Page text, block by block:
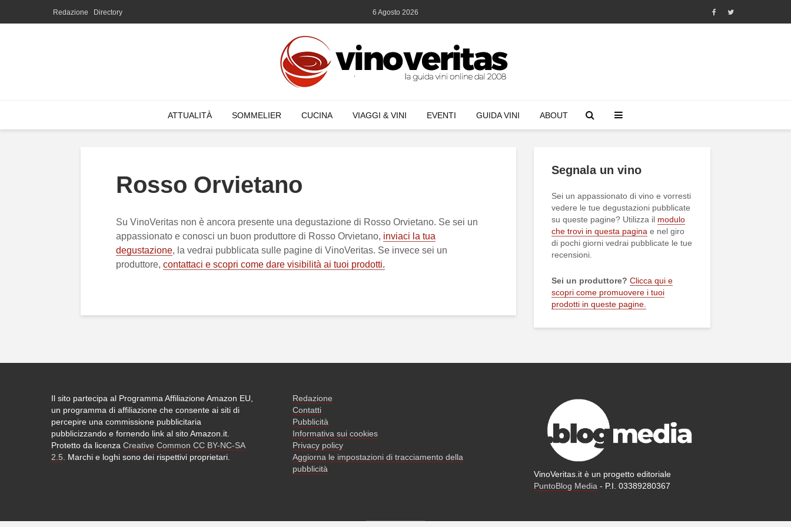
Redazione Directory 6 Agosto 2026
ATTUALITÀ SOMMELIER CUCINA VIAGGI & VINI EVENTI GUIDA VINI ABOUT
Rosso Orvietano
Su VinoVeritas non è ancora presente una degustazione di Rosso Orvietano. Se sei un
appassionato e conosci un buon produttore di Rosso Orvietano, inviaci la tua
degustazione, la vedrai pubblicata sulle pagine di VinoVeritas. Se invece sei un
produttore, contattaci e scopri come dare visibilità ai tuoi prodotti.
Segnala un vino
Sei un appassionato di vino e vorresti
vedere le tue degustazioni pubblicate
su queste pagine? Utilizza il modulo
che trovi in questa pagina e nel giro
di pochi giorni vedrai pubblicate le tue
recensioni.
Sei un produttore? Clicca qui e
scopri come promuovere i tuoi
prodotti in queste pagine.
Il sito partecipa al Programma Affiliazione Amazon EU,
un programma di affiliazione che consente ai siti di
percepire una commissione pubblicitaria
pubblicizzando e fornendo link al sito Amazon.it.
Protetto da licenza Creative Common CC BY-NC-SA
2.5 . Marchi e loghi sono dei rispettivi proprietari.
Redazione
Contatti
Pubblicità
Informativa sui cookies
Privacy policy
Aggiorna le impostazioni di tracciamento della
pubblicità
VinoVeritas.it è un progetto editoriale
PuntoBlog Media - P.I. 03389280367